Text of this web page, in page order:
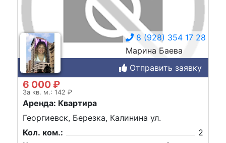
8 (928) 354 17 28
Марина Баева
Отправить заявку
6 000 ₽
За кв. м.: 142 ₽
Аренда: Квартира
Георгиевск, Березка, Калинина ул.
Кол. ком.:
2